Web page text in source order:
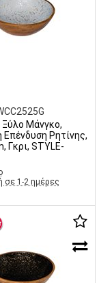
Μάνγκο,
Επένδυση Ρητίνης,
Γκρι, STYLE-
σε 1-2 ημέρες